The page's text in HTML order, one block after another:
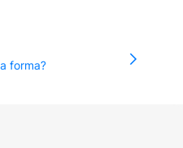
para quem busca
dia.
forma?